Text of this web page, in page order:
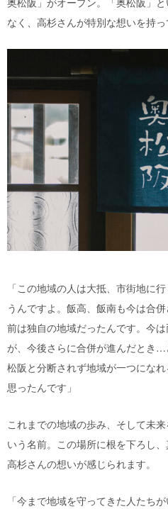
なく、高杉さんが特別な想いを持っ
「この地域の人は大抵、市街地に
うんですよ。飯高、飯南も今は合
前は独自の地域だったんです。今
が、今後さらに合併が進んだとき
松阪と分断されず地域が一つにな
思ったんです」
これまでの地域の歩み、そして未
いう名前。この場所に根を下ろし
高杉さんの想いが感じられます。
「今まで地域を守ってきた人たち